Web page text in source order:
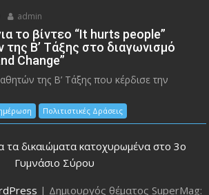
admin
το βίντεο “It hurts people”
Β’ Τάξης στο διαγωνισμό
Change”
της Β’ Τάξης που κέρδισε την
Πολιτιστικές Δράσεις
δικαιώματα κατοχυρωμένα στο 3ο
Γυμνάσιο Σύρου
| Δημιουργός θέματος SuperMag: